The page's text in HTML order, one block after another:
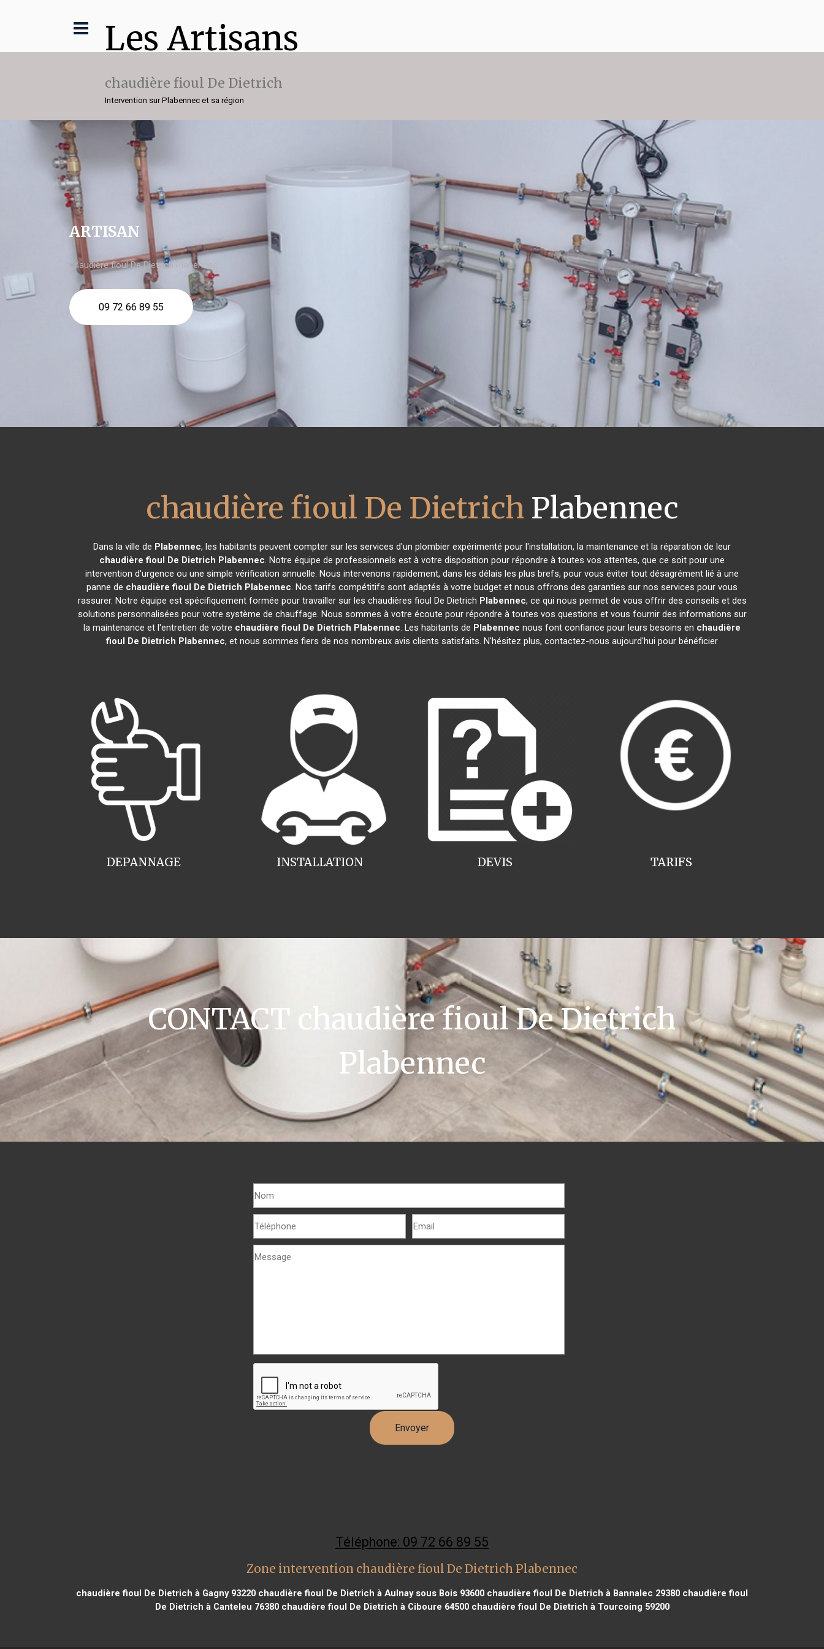
Les Artisans
chaudière fioul De Dietrich
Intervention sur Plabennec et sa région
ARTISAN
chaudière fioul De Dietrich Plabennec
09 72 66 89 55
chaudière fioul De Dietrich Plabennec
Dans la ville de Plabennec, les habitants peuvent compter sur les services d'un plombier expérimenté pour l'installation, la maintenance et la réparation de leur
chaudière fioul De Dietrich Plabennec. Notre équipe de professionnels est à votre disposition pour répondre à toutes vos attentes, que ce soit pour une
intervention d'urgence ou une simple vérification annuelle. Nous intervenons rapidement, dans les délais les plus brefs, pour vous éviter tout désagrément lié à une
panne de chaudière fioul De Dietrich Plabennec. Nos tarifs compétitifs sont adaptés à votre budget et nous offrons des garanties sur nos services pour vous
rassurer. Notre équipe est spécifiquement formée pour travailler sur les chaudières fioul De Dietrich Plabennec, ce qui nous permet de vous offrir des conseils et des
solutions personnalisées pour votre système de chauffage. Nous sommes à votre écoute pour répondre à toutes vos questions et vous fournir des informations sur
la maintenance et l'entretien de votre chaudière fioul De Dietrich Plabennec. Les habitants de Plabennec nous font confiance pour leurs besoins en chaudière
fioul De Dietrich Plabennec, et nous sommes fiers de nos nombreux avis clients satisfaits. N'hésitez plus, contactez-nous aujourd'hui pour bénéficier
INSTALLATION
DEPANNAGE TARIFS
DEVIS
CONTACT chaudière fioul De Dietrich
Plabennec
Téléphone: 09 72 66 89 55
Zone intervention chaudière fioul De Dietrich Plabennec
chaudière fioul De Dietrich à Gagny 93220 chaudière fioul De Dietrich à Aulnay sous Bois 93600 chaudière fioul De Dietrich à Bannalec 29380 chaudière fioul
De Dietrich à Canteleu 76380chaudière fioul De Dietrich à Ciboure 64500chaudière fioul De Dietrich à Tourcoing 59200